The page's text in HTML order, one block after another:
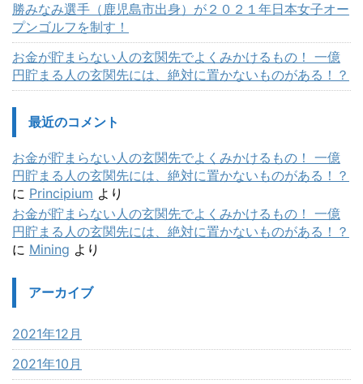
勝みなみ選手（鹿児島市出身）が２０２１年日本女子オー
プンゴルフを制す！
お金が貯まらない人の玄関先でよくみかけるもの！ 一億
円貯まる人の玄関先には、絶対に置かないものがある！？
最近のコメント
お金が貯まらない人の玄関先でよくみかけるもの！ 一億
円貯まる人の玄関先には、絶対に置かないものがある！？
に Principium より
お金が貯まらない人の玄関先でよくみかけるもの！ 一億
円貯まる人の玄関先には、絶対に置かないものがある！？
に Mining より
アーカイブ
2021年12月
2021年10月